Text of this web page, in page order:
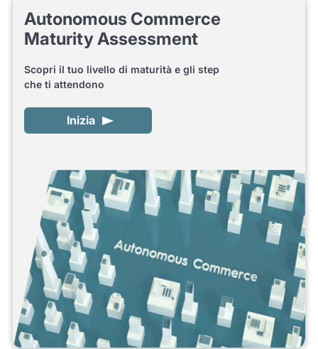
Autonomous Commerce
Maturity Assessment
Scopri il tuo livello di maturità e gli step
che ti attendono
Inizia